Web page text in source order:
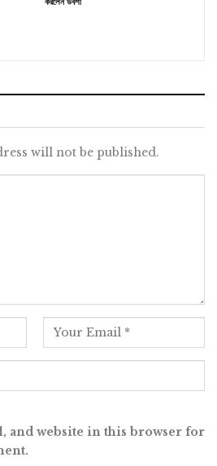
will not be published.
and website in this browser for